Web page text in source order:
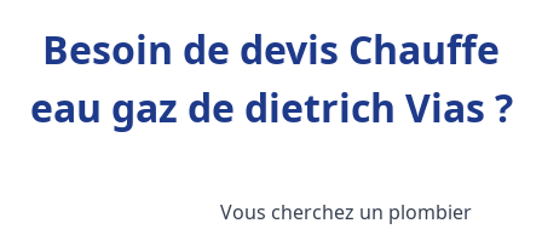
Besoin de devis Chauffe
eau gaz de dietrich Vias ?
Vous cherchez un plombier